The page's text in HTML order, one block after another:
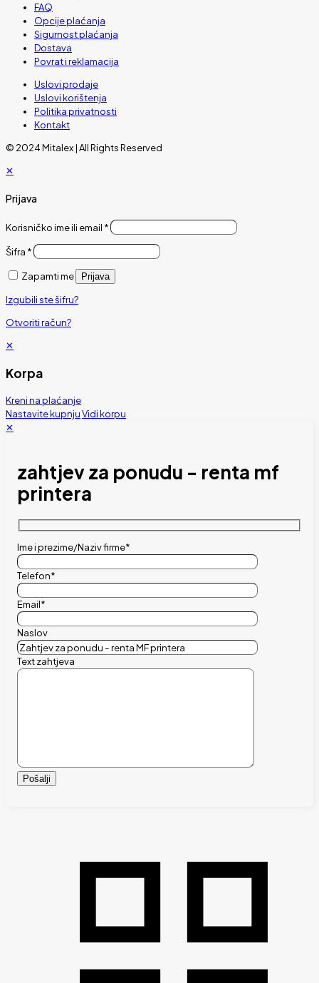
FAQ
Opcije plaćanja
Sigurnost plaćanja
Dostava
Povrat i reklamacija
Uslovi prodaje
Uslovi korištenja
Politika privatnosti
Kontakt
© 2024 Mitalex | All Rights Reserved
✕
Prijava
Korisničko ime ili email *
Šifra *
Zapamti me Prijava
Izgubili ste šifru?
Otvoriti račun?
✕
Korpa
Kreni na plaćanje
Nastavite kupnjuVidi korpu
✕
zahtjev za ponudu - renta mf
printera
Ime i prezime/Naziv firme*
Telefon*
Email*
Naslov
Text zahtjeva